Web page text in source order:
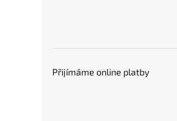
Přijímáme online platby